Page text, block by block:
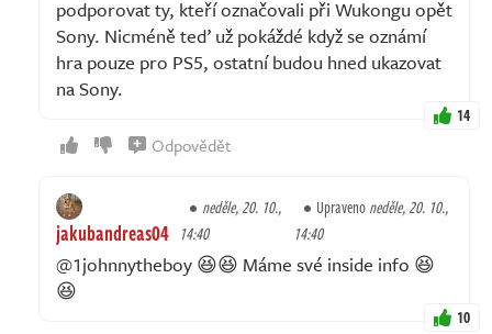
podporovat ty, kteří označovali při Wukongu opět
Sony. Nicméně teď už pokáždé když se oznámí
hra pouze pro PS5, ostatní budou hned ukazovat
na Sony.
14
Odpovědět
jakubandreas04
neděle, 20. 10.,
14:40
Upravenoneděle, 20. 10.,
14:40
@1johnnytheboy 😆😆 Máme své inside info 😆
😆
10